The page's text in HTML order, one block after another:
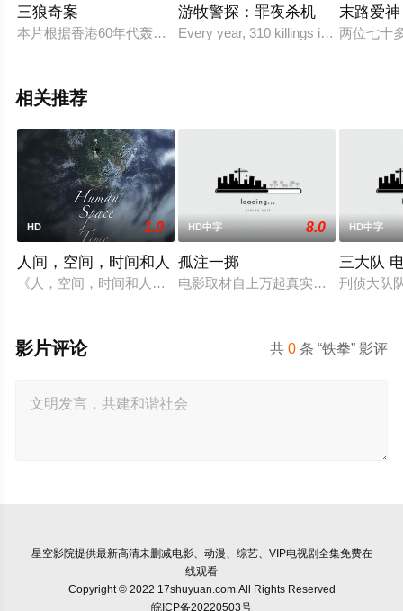
三狼奇案
本片根据香港60年代轰动一时的“三狼案”改编。混迹于各种下
游牧警探：罪夜杀机
Every year, 310 killings in France go
末路爱神
两位七十
相关推荐
HD 1.0
人间，空间，时间和人
《人，空间，时间和人》讲述了一艘老军舰上不同年龄和职业
HD中字 8.0
孤注一掷
电影取材自上万起真实诈骗案例，境
HD中字
三大队
刑侦大队
共0 条 “铁拳” 影评
影片评论
星空影院提供最新高清未删减电影、动漫、综艺、VIP电视剧全集免费在
线观看
Copyright © 2022 17shuyuan.com All Rights Reserved
皖ICP备20220503号